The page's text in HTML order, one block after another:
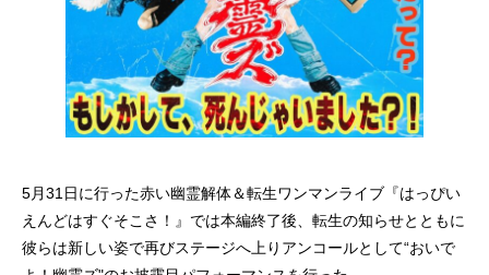
5月31日に行った赤い幽霊解体＆転生ワンマンライブ『はっぴい
えんどはすぐそこさ！』では本編終了後、転生の知らせとともに
彼らは新しい姿で再びステージへ上りアンコールとして“おいで